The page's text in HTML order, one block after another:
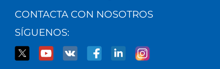
CONTACTA CON NOSOTROS
SÍGUENOS: